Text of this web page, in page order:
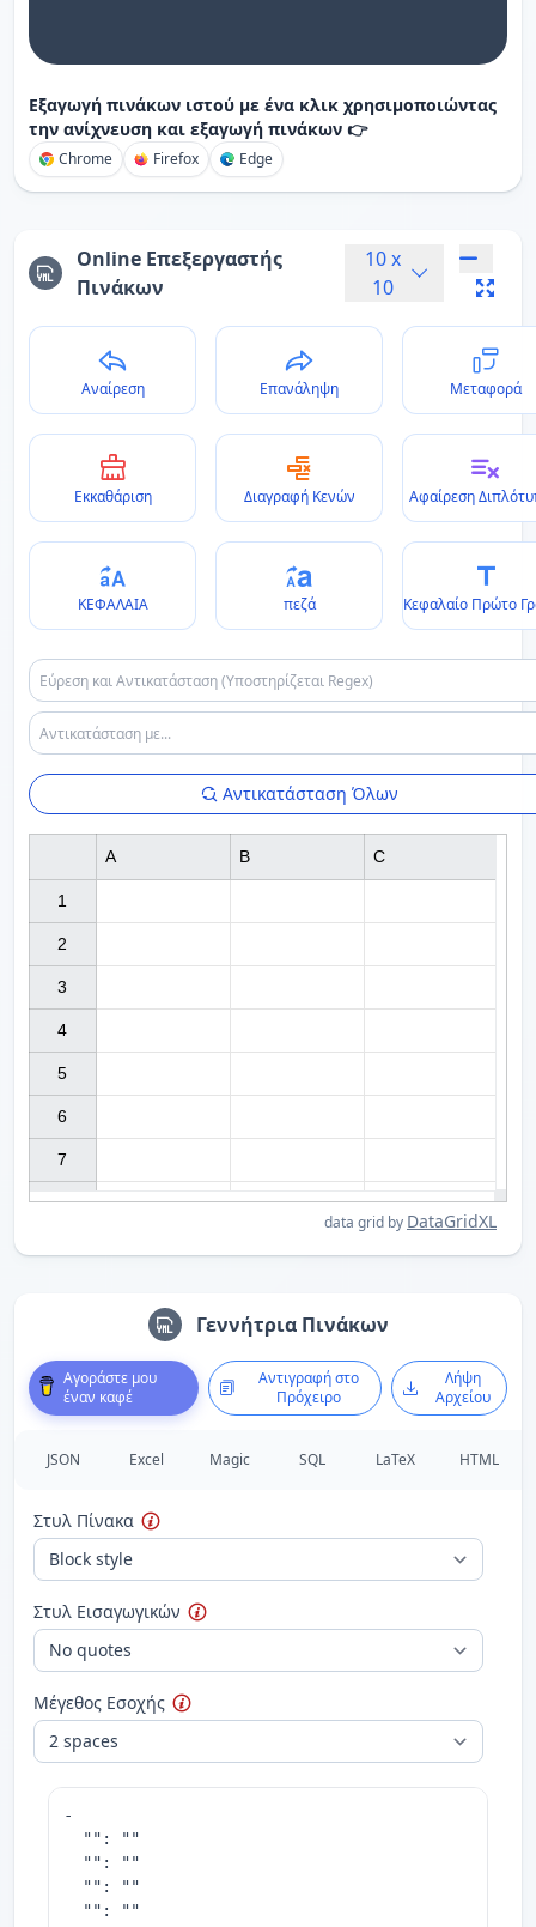
Εξαγωγή πινάκων ιστού με ένα κλικ χρησιμοποιώντας
την ανίχνευση και εξαγωγή πινάκων 👉
Chrome Firefox Edge
Online Επεξεργαστής
Πινάκων
10x
10
Αναίρεση Επανάληψη Μεταφορά
Εκκαθάριση Διαγραφή Κενών Αφαίρεση
ΚΕΦΑΛΑΙΑ πεζά Κεφαλαίο Πρώτο
Αντικατάσταση Όλων
1
2
3
4
5
6
7
A B C
data grid by DataGridXL
Γεννήτρια Πινάκων
Αγοράστε μου
έναν καφέ
Αντιγραφή στο
Πρόχειρο
Λήψη
Αρχείου
JSON Excel Magic SQL LaTeX HTML
Στυλ Πίνακα
Στυλ Εισαγωγικών
Μέγεθος Εσοχής